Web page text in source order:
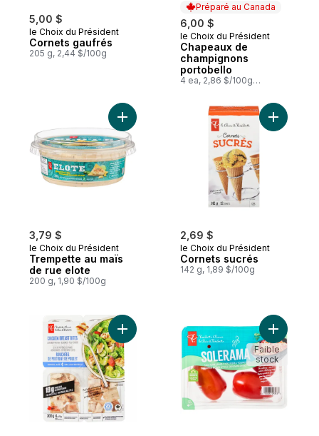
5,00 $
le Choix du Président
Cornets gaufrés
205 g, 2,44 $/100g
Préparé au Canada
6,00 $
Préparé au Canada
le Choix du Président
Chapeaux de
champignons
portobello
4 ea, 2,86 $/100g
3,79 $
le Choix du Président
Trempette au maïs
de rue elote
200 g, 1,90 $/100g
Ajouter Trempette au maïs de rue elote
2,69 $
le Choix du Président
Cornets sucrés
142 g, 1,89 $/100g
Ajouter
Ajouter Bouchées de poitrine de poulet
Ajouter
Faible
stock